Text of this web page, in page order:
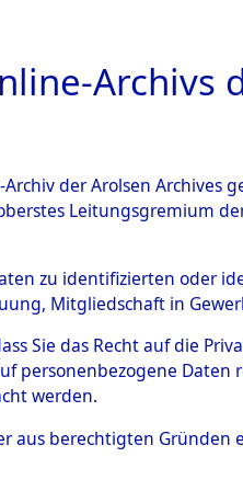
ARCHIVALE
Orten
0017
Archivs
der Arolsen
Leitungsgremium
zu identifizierten oder
Mitgliedschaft in
Sie das Recht auf die
personenbezogene
werden.
aus berechtigten